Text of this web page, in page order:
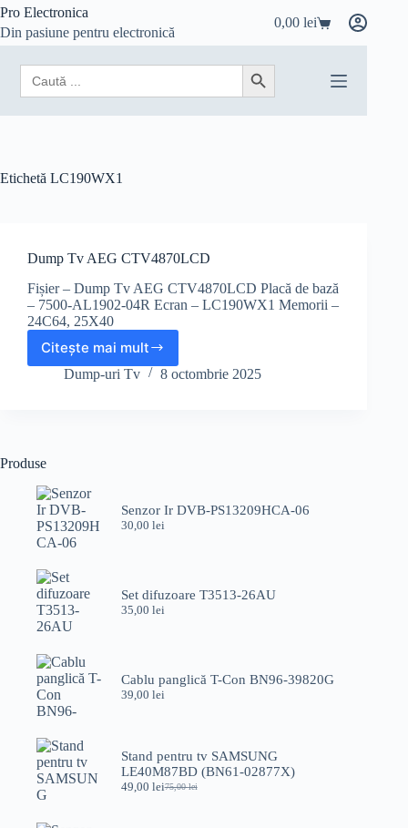
Sari
conținut
Pro Electronica
Din pasiune pentru electronică
Coș
de
cumpărături
0,00lei
Search
for:
Search Button
Etichetă LC190WX1
Dump Tv AEG CTV4870LCD
Fișier – Dump Tv AEG CTV4870LCD Placă de bază
– 7500-AL1902-04R Ecran – LC190WX1 Memorii –
24C64, 25X40
Citește mai mult
Dump
Tv
Dump-uri Tv 8 octombrie 2025
Produse
Senzor Ir DVB-PS13209HCA-06
30,00 lei
Set difuzoare T3513-26AU
35,00 lei
Cablu panglică T-Con BN96-39820G
39,00 lei
Stand pentru tv SAMSUNG
LE40M87BD (BN61-02877X)
75,00lei
Prețul
49,00 leiPrețul